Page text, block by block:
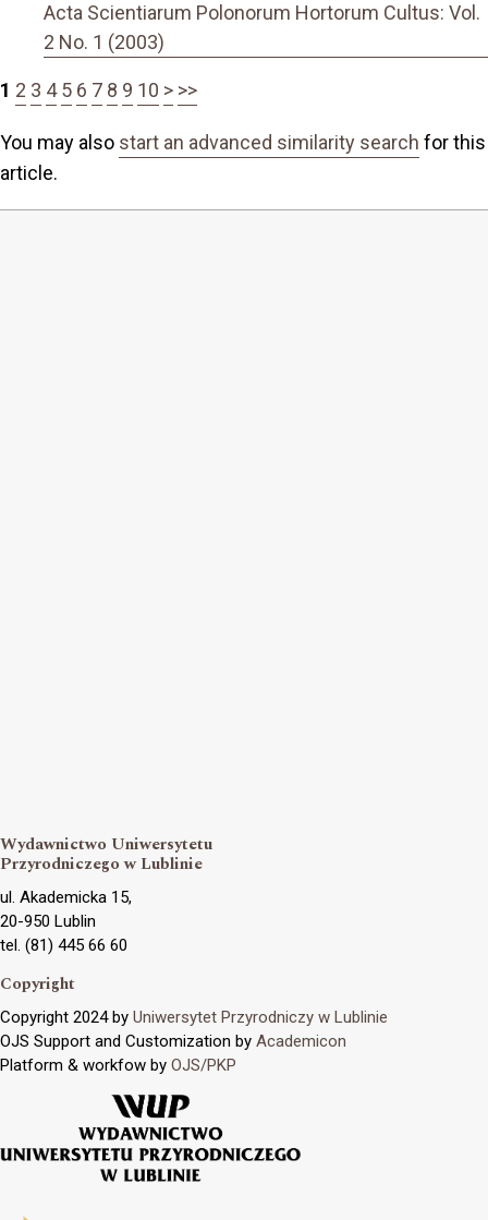
Acta Scientiarum Polonorum Hortorum Cultus: Vol.
2 No. 1 (2003)
1 2 3 4 5 6 7 8 9 10 > >>
You may also start an advanced similarity search for this
article.
Wydawnictwo Uniwersytetu
Przyrodniczego w Lublinie
ul. Akademicka 15,
20-950 Lublin
tel. (81) 445 66 60
Copyright
Copyright 2024 by Uniwersytet Przyrodniczy w Lublinie
OJS Support and Customization by Academicon
Platform & workfow by OJS/PKP